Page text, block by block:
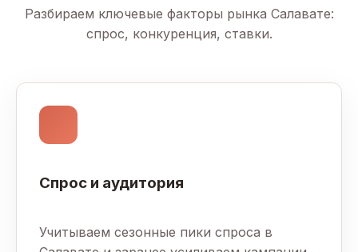
Разбираем ключевые факторы рынка Салавате:
спрос, конкуренция, ставки.
Спрос и аудитория
Учитываем сезонные пики спроса в